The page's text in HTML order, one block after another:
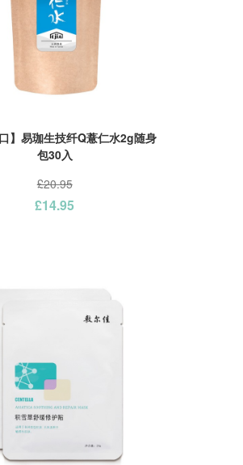
口】易珈生技纤Q薏仁水2g随身
包30入
£20.95
£14.95